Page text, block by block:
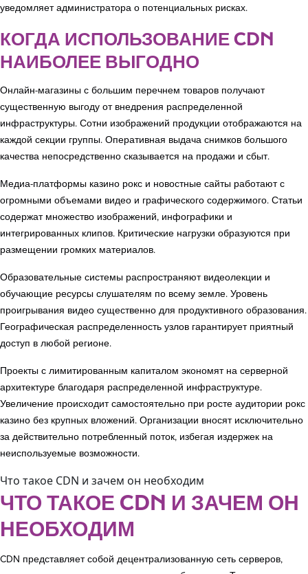
уведомляет администратора о потенциальных рисках.
КОГДА ИСПОЛЬЗОВАНИЕ CDN
НАИБОЛЕЕ ВЫГОДНО
Онлайн-магазины с большим перечнем товаров получают
существенную выгоду от внедрения распределенной
инфраструктуры. Сотни изображений продукции отображаются на
каждой секции группы. Оперативная выдача снимков большого
качества непосредственно сказывается на продажи и сбыт.
Медиа-платформы казино рокс и новостные сайты работают с
огромными объемами видео и графического содержимого. Статьи
содержат множество изображений, инфографики и
интегрированных клипов. Критические нагрузки образуются при
размещении громких материалов.
Образовательные системы распространяют видеолекции и
обучающие ресурсы слушателям по всему земле. Уровень
проигрывания видео существенно для продуктивного образования.
Географическая распределенность узлов гарантирует приятный
доступ в любой регионе.
Проекты с лимитированным капиталом экономят на серверной
архитектуре благодаря распределенной инфраструктуре.
Увеличение происходит самостоятельно при росте аудитории рокс
казино без крупных вложений. Организации вносят исключительно
за действительно потребленный поток, избегая издержек на
неиспользуемые возможности.
Что такое CDN и зачем он необходим
ЧТО ТАКОЕ CDN И ЗАЧЕМ ОН
НЕОБХОДИМ
CDN представляет собой децентрализованную сеть серверов,